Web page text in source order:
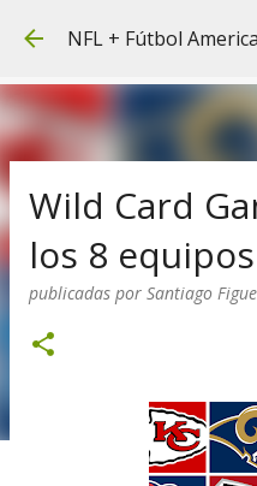
Ir al
NFL + Fútbol
Wild Card
los 8 equipos
publicadas por Santiago